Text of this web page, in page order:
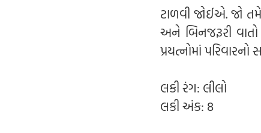
ટાળવી જોઈએ. જો
અને બિનજરૂરી વાતો
પ્રયત્નોમાં
લકી રંગ: લીલો
લકી અંક: 8